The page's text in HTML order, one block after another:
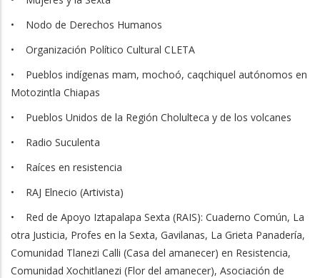
• Nodo de Derechos Humanos
• Organización Político Cultural CLETA
• Pueblos indígenas mam, mochoó, caqchiquel autónomos en
Motozintla Chiapas
• Pueblos Unidos de la Región Cholulteca y de los volcanes
• Radio Suculenta
• Raíces en resistencia
• RAJ Elnecio (Artivista)
• Red de Apoyo Iztapalapa Sexta (RAIS): Cuaderno Común, La
otra Justicia, Profes en la Sexta, Gavilanas, La Grieta Panadería,
Comunidad Tlanezi Calli (Casa del amanecer) en Resistencia,
Comunidad Xochitlanezi (Flor del amanecer), Asociación de